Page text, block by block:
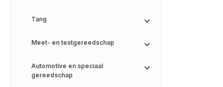
Tang
Meet- en testgereedschap
Automotive en speciaal
gereedschap